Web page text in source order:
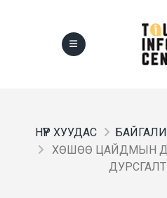
НҮҮР ХУУДАС
ХӨШӨӨ ЦАЙДМЫН
ДУРСГАЛТ